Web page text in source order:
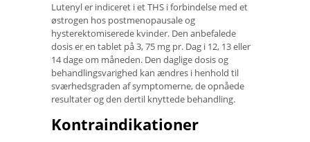
Lutenyl er indiceret i et THS i forbindelse med et
østrogen hos postmenopausale og
hysterektomiserede kvinder. Den anbefalede
dosis er en tablet på 3, 75 mg pr. Dag i 12, 13 eller
14 dage om måneden. Den daglige dosis og
behandlingsvarighed kan ændres i henhold til
sværhedsgraden af ​​symptomerne, de opnåede
resultater og den dertil knyttede behandling.
Kontraindikationer